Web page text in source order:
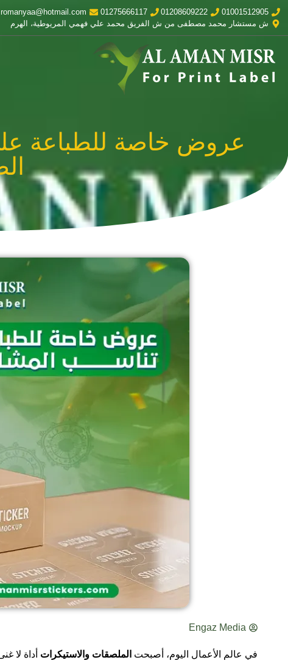
01001512905
01208609222
01275666117
romanyaa@hotmail.com
ش مستشار محمد مصطفى من ش الفريق محمد علي فهمي المريوطية، الهرم
عروض خاصة للطباعة
Engaz Media
في عالم الأعمال اليوم، أصبحت الملصقات والاستيكرات أداة لا